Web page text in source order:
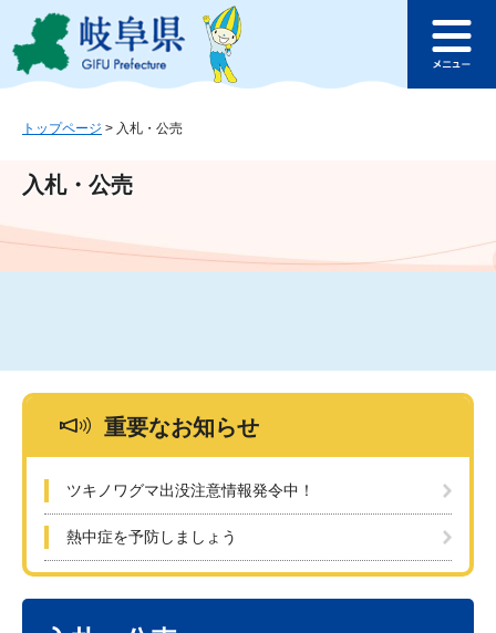
ジ
ュ
文
このページの本文へ
ュ
トップページ > 入札・公売
入札・公売
重要なお知らせ
ツキノワグマ出没注意情報発令中！
熱中症を予防しましょう